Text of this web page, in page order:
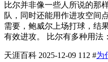
比尔并非像一些人所说的那
队，同时还能用作进攻空间
需要，鲍威尔上场打球，结
有效进攻。 比尔有多种用法
天涯百科 2025-12-09 112 #为